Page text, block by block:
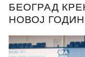
БЕОГРАД
НОВОЈ